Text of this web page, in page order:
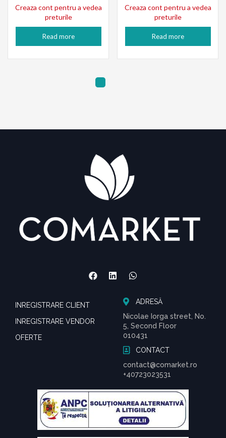
Creaza cont pentru a vedea
preturile
Read more
Creaza cont pentru a vedea
preturile
Read more
INREGISTRARE CLIENT
INREGISTRARE VENDOR
OFERTE
ADRESĂ
Nicolae Iorga street, No.
5, Second Floor
010431
CONTACT
contact@comarket.ro
+40723023531